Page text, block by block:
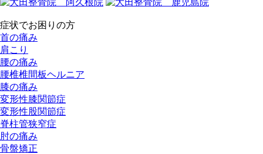
症状でお困りの方
首の痛み
肩こり
腰の痛み
腰椎椎間板ヘルニア
膝の痛み
変形性膝関節症
変形性股関節症
脊柱管狭窄症
肘の痛み
骨盤矯正